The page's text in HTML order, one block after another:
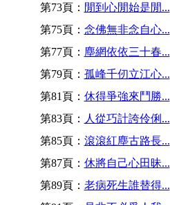
第73頁： 閒到心閒始是閒...
第75頁： 念佛無非念自心...
第77頁： 塵網依依三十春...
第79頁： 孤峰千仞立江心...
第81頁： 休得爭強來鬥勝...
第83頁： 人從巧計誇伶俐...
第85頁： 滾滾紅塵古路長...
第87頁： 休將自己心田昧...
第89頁： 老病死生誰替得...